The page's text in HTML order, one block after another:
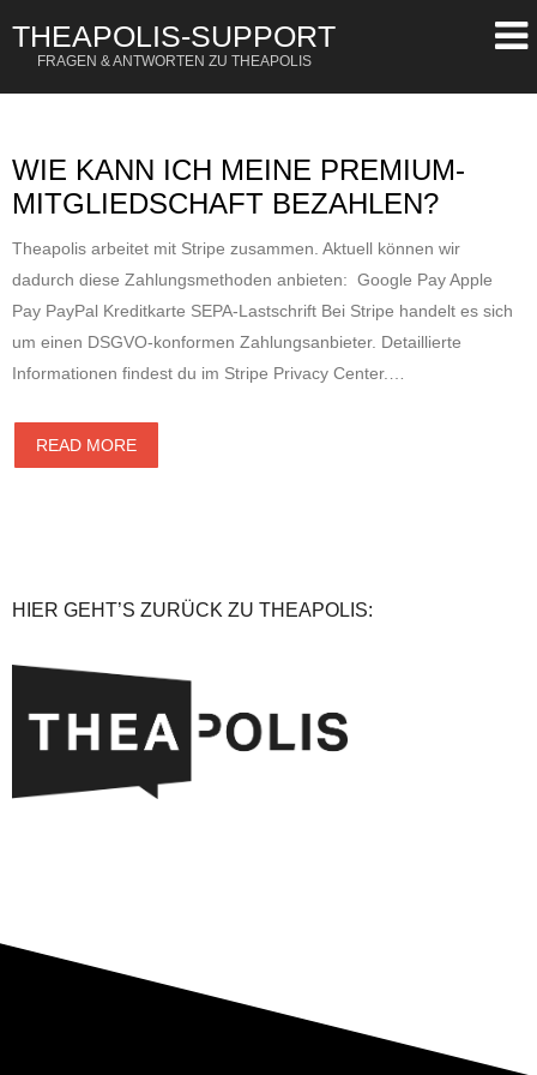
WIE KANN ICH MEINE PREMIUM-
MITGLIEDSCHAFT BEZAHLEN?
Theapolis arbeitet mit Stripe zusammen. Aktuell können wir
dadurch diese Zahlungsmethoden anbieten: Google Pay Apple
Pay PayPal Kreditkarte SEPA-Lastschrift Bei Stripe handelt es sich
um einen DSGVO-konformen Zahlungsanbieter. Detaillierte
Informationen findest du im Stripe Privacy Center.…
READ MORE
HIER GEHT’S ZURÜCK ZU THEAPOLIS:
Password
Register
THEAPOLIS-SUPPORT
FRAGEN & ANTWORTEN ZU THEAPOLIS